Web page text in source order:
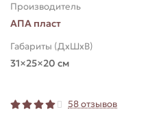
Производитель
АПА пласт
Габариты (ДхШхВ)
31×25×20 см
58 отзывов